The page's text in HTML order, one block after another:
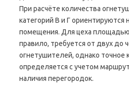
При расчёте количества
категорий В и Г ориентируются
помещения. Для цеха площадью
правило, требуется от двух до
огнетушителей, однако точное
определяется с учетом
наличия перегородок.